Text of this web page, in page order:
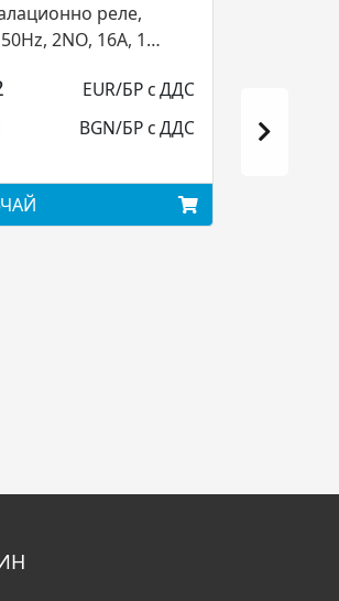
реле,
2NO, 16A, 1
EUR/БР с ДДС
BGN/БР с ДДС